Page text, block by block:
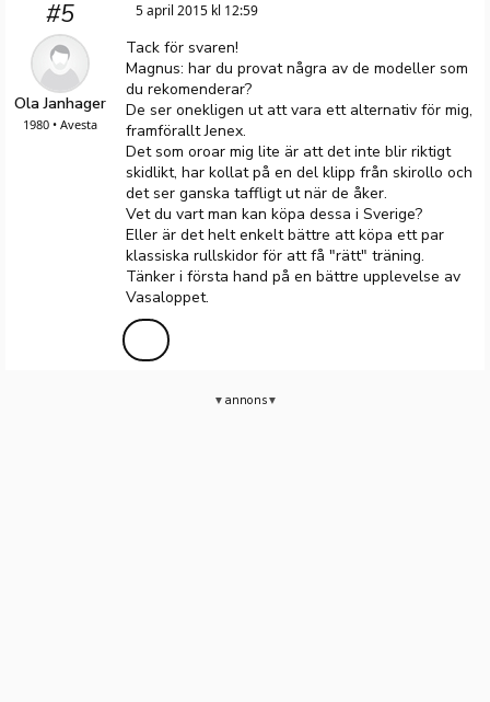
#5
Ola Janhager
1980 • Avesta
5 april 2015 kl 12:59
Tack för svaren!
Magnus: har du provat några av de modeller som
du rekomenderar?
De ser onekligen ut att vara ett alternativ för mig,
framförallt Jenex.
Det som oroar mig lite är att det inte blir riktigt
skidlikt, har kollat på en del klipp från skirollo och
det ser ganska taffligt ut när de åker.
Vet du vart man kan köpa dessa i Sverige?
Eller är det helt enkelt bättre att köpa ett par
klassiska rullskidor för att få "rätt" träning.
Tänker i första hand på en bättre upplevelse av
Vasaloppet.
annons